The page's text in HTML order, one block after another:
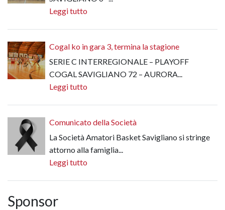
Leggi tutto
Cogal ko in gara 3, termina la stagione
SERIE C INTERREGIONALE – PLAYOFF
COGAL SAVIGLIANO 72 – AURORA...
Leggi tutto
Comunicato della Società
La Società Amatori Basket Savigliano si stringe
attorno alla famiglia...
Leggi tutto
Sponsor